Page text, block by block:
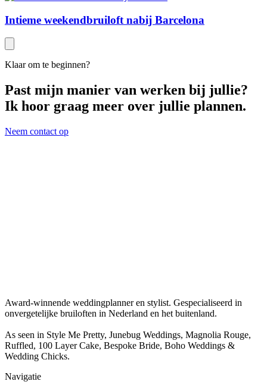
Intieme weekendbruiloft nabij Barcelona
Klaar om te beginnen?
Past mijn manier van werken bij jullie?
Ik hoor graag meer over jullie plannen.
Neem contact op
Award-winnende weddingplanner en stylist. Gespecialiseerd in
onvergetelijke bruiloften in Nederland en het buitenland.
As seen in Style Me Pretty, Junebug Weddings, Magnolia Rouge,
Ruffled, 100 Layer Cake, Bespoke Bride, Boho Weddings &
Wedding Chicks.
Navigatie